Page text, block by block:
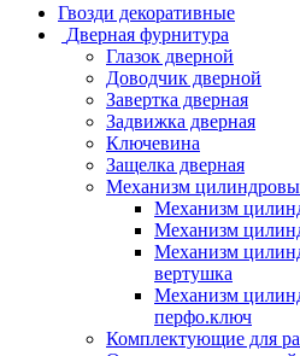
Гвозди декоративные
Дверная фурнитура
Глазок дверной
Доводчик дверной
Завертка дверная
Задвижка дверная
Ключевина
Защелка дверная
Механизм
Механизм
Механизм
Механизм
вертушка
Механизм
перфо.ключ
Комплектующие для